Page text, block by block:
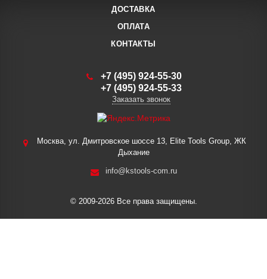
ДОСТАВКА
ОПЛАТА
КОНТАКТЫ
+7 (495) 924-55-30
+7 (495) 924-55-33
Заказать звонок
Москва, ул. Дмитровское шоссе 13, Elite Tools Group, ЖК
Дыхание
info@kstools-com.ru
© 2009-2026 Все права защищены.